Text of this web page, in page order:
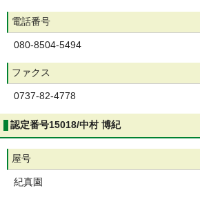
電話番号
080-8504-5494
ファクス
0737-82-4778
認定番号15018/中村 博紀
屋号
紀真園